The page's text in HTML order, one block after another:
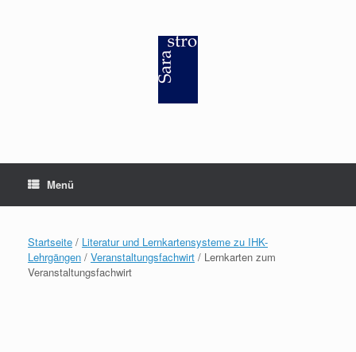
Menü
Startseite / Literatur und Lernkartensysteme zu IHK-
Lehrgängen / Veranstaltungsfachwirt / Lernkarten zum
Veranstaltungsfachwirt